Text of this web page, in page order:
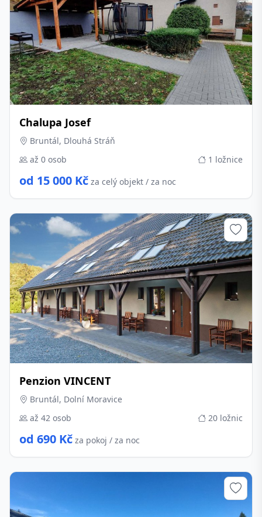
Chalupa Josef
Bruntál, Dlouhá Stráň
až 0 osob
1 ložnice
od 15 000 Kč za celý objekt / za noc
Penzion VINCENT
Bruntál, Dolní Moravice
až 42 osob
20 ložnic
od 690 Kč za pokoj / za noc